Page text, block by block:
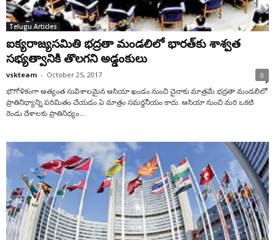
Telugu Articles
ఐక్యరాజ్యసమితి భద్రతా మండలిలో భారత్‌కు శాశ్వత
సభ్యత్వానికి తొలగని అడ్డంకులు
vskteam - October 25, 2017 0
భౌగోళికంగా అత్యంత సువిశాలమైన ఆసియా ఖండం నుంచి చైనాకు మాత్రమే భద్రతా మండలిలో
ప్రాతినిధ్యాన్ని పరిమితం చేయడం ఏ మాత్రం సమర్థనీయం కాదు. ఆసియా నుంచి మరి ఒకటి
రెండు దేశాలకు ప్రాతినిధ్యం...